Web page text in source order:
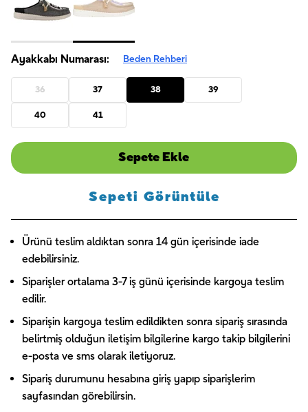
Ayakkabı Numarası: Beden Rehberi
36 37 38 39
40 41
Sepete Ekle
Sepeti Görüntüle
Ürünü teslim aldıktan sonra 14 gün içerisinde iade
edebilirsiniz.
Siparişler ortalama 3-7 iş günü içerisinde kargoya teslim
edilir.
Siparişin kargoya teslim edildikten sonra sipariş sırasında
belirtmiş olduğun iletişim bilgilerine kargo takip bilgilerini
e-posta ve sms olarak iletiyoruz.
Sipariş durumunu hesabına giriş yapıp siparişlerim
sayfasından görebilirsin.